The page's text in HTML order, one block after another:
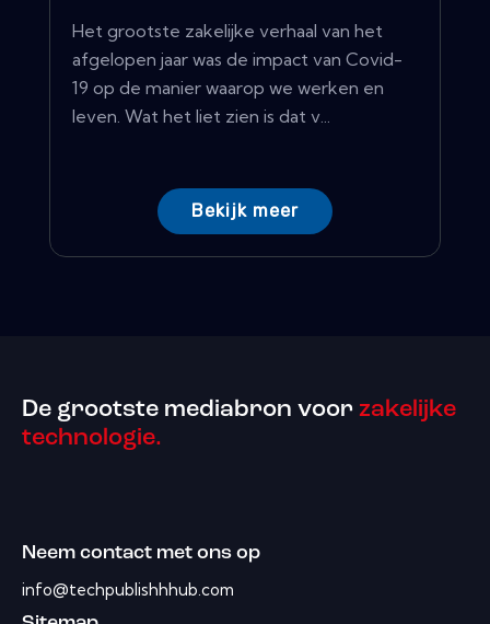
Het grootste zakelijke verhaal van het
afgelopen jaar was de impact van Covid-
19 op de manier waarop we werken en
leven. Wat het liet zien is dat v...
Bekijk meer
De grootste mediabron voor zakelijke
technologie.
Neem contact met ons op
info@techpublishhhub.com